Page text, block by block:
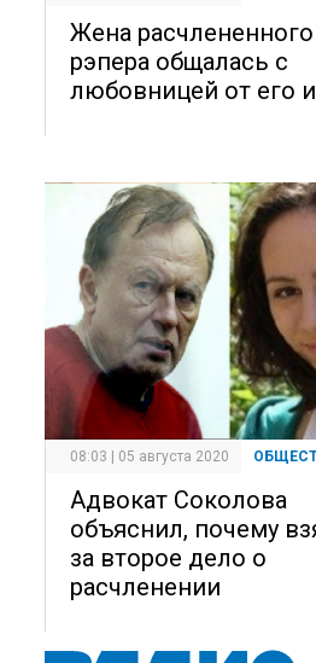
Жена расчлененного
рэпера общалась с
любовницей от его
08:03 | 05 августа 2020
Адвокат Соколова
объяснил, почему
за второе дело о
расчленении